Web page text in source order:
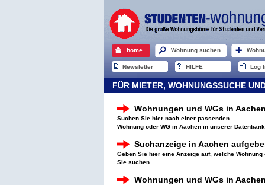
home Wohnung suchen
Newsletter HILFE Log
FÜR MIETER, WOHNUNGSSUCHE
Wohnungen und WGs in
Suchen Sie hier nach einer passenden
Wohnung oder WG in Aachen in unserer Datenbank
Suchanzeige in Aachen
Geben Sie hier eine Anzeige auf, welche Wohnung
Sie suchen.
Wohnungen und WGs in